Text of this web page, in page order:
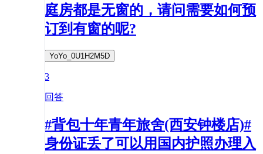
庭房都是无窗的，请问需要如何预
订到有窗的呢?
YoYo_0U1H2M5D
3
回答
#背包十年青年旅舍(西安钟楼店)#
身份证丢了可以用国内护照办理入